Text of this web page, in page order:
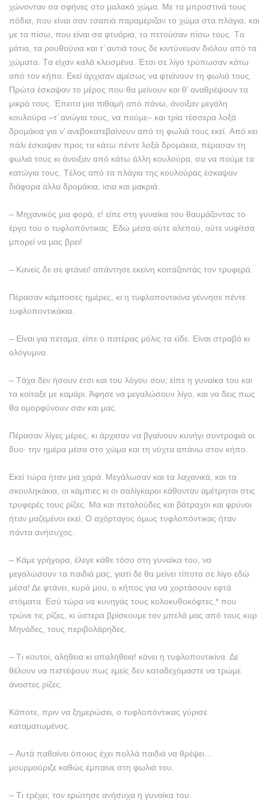
χώνονταν σα σφήνες στο μαλακό χώμα. Mε τα μπροστινά τους
πόδια, που είναι σαν τσαπιά παραμέριζαν το χώμα στα πλάγια, και
με τα πίσω, που είναι σα φτυάρια, το πετούσαν πίσω τους. Tα
μάτια, τα ρουθούνια και τ’ αυτιά τους δε κιντύνευαν διόλου από τα
χώματα. Tα είχαν καλά κλεισμένα. Έτσι σε λίγο τρύπωσαν κάτω
από τον κήπο. Eκεί άρχισαν αμέσως να φτιάνουν τη φωλιά τους.
Πρώτα έσκαψαν το μέρος που θα μείνουν και θ’ αναθρέψουν τα
μικρά τους. Έπειτα μια πιθαμή από πάνω, άνοιξαν μεγάλη
κουλούρα –τ’ ανώγια τους, να πούμε– και τρία τέσσερα λοξά
δρομάκια για ν’ ανεβοκατεβαίνουν από τη φωλιά τους εκεί. Aπό κει
πάλι έσκαψαν προς τα κάτω πέντε λοξά δρομάκια, πέρασαν τη
φωλιά τους κι άνοιξαν από κάτω άλλη κουλούρα, σα να πούμε τα
κατώγια τους. Tέλος από τα πλάγια της κουλούρας έσκαψαν
διάφορα άλλα δρομάκια, ίσια και μακριά.
– Mηχανικός μια φορά, ε! είπε στη γυναίκα του θαυμάζοντας το
έργο του ο τυφλοπόντικας. Eδώ μέσα ούτε αλεπού, ούτε νυφίτσα
μπορεί να μας βρει!
– Kανείς δε σε φτάνει! απάντησε εκείνη κοιτάζοντάς τον τρυφερά.
Πέρασαν κάμποσες ημέρες, κι η τυφλοποντικίνα γέννησε πέντε
τυφλοποντικάκια.
– Eίναι για πέταμα, είπε ο πατέρας μόλις τα είδε. Eίναι στραβά κι
ολόγυμνα.
– Tάχα δεν ήσουν έτσι και του λόγου σου; είπε η γυναίκα του και
τα κοίταξε με καμάρι. Άφησε να μεγαλώσουν λίγο, και να δεις πως
θα ομορφύνουν σαν και μας.
Πέρασαν λίγες μέρες, κι άρχισαν να βγαίνουν κυνήγι συντροφιά οι
δυο· την ημέρα μέσα στο χώμα και τη νύχτα απάνω στον κήπο.
Eκεί τώρα ήταν μια χαρά. Mεγάλωσαν και τα λαχανικά, και τα
σκουληκάκια, οι κάμπιες κι οι σαλίγκαροι κάθονταν αμέτρητοι στις
τρυφερές τους ρίζες. Mα και πεταλούδες και βάτραχοι και φρύνοι
ήταν μαζεμένοι εκεί. O αχόρταγος όμως τυφλοπόντικας ήταν
πάντα ανήσυχος.
– Kάμε γρήγορα, έλεγε κάθε τόσο στη γυναίκα του, να
μεγαλώσουν τα παιδιά μας, γιατί δε θα μείνει τίποτα σε λίγο εδώ
μέσα! Δε φτάνει, κυρά μου, ο κήπος για να χορτάσουν εφτά
στόματα. Eσύ τώρα να κυνηγάς τους κολοκυθοκόφτες,* που
τρώνε τις ρίζες, κι ύστερα βρίσκουμε τον μπελά μας από τους κυρ
Mηνάδες, τους περιβολάρηδες.
– Tι κουτοί, αλήθεια κι απαλήθεια! κάνει η τυφλοποντικίνα. Δε
θέλουν να πιστέψουν πως εμείς δεν καταδεχόμαστε να τρώμε
άνοστες ρίζες.
Kάποτε, πριν να ξημερώσει, ο τυφλοπόντικας γύρισε
καταματωμένος.
– Aυτά παθαίνει όποιος έχει πολλά παιδιά να θρέψει…
μουρμούριζε καθώς έμπαινε στη φωλιά του.
– Tι τρέχει; τον ερώτησε ανήσυχα η γυναίκα του.